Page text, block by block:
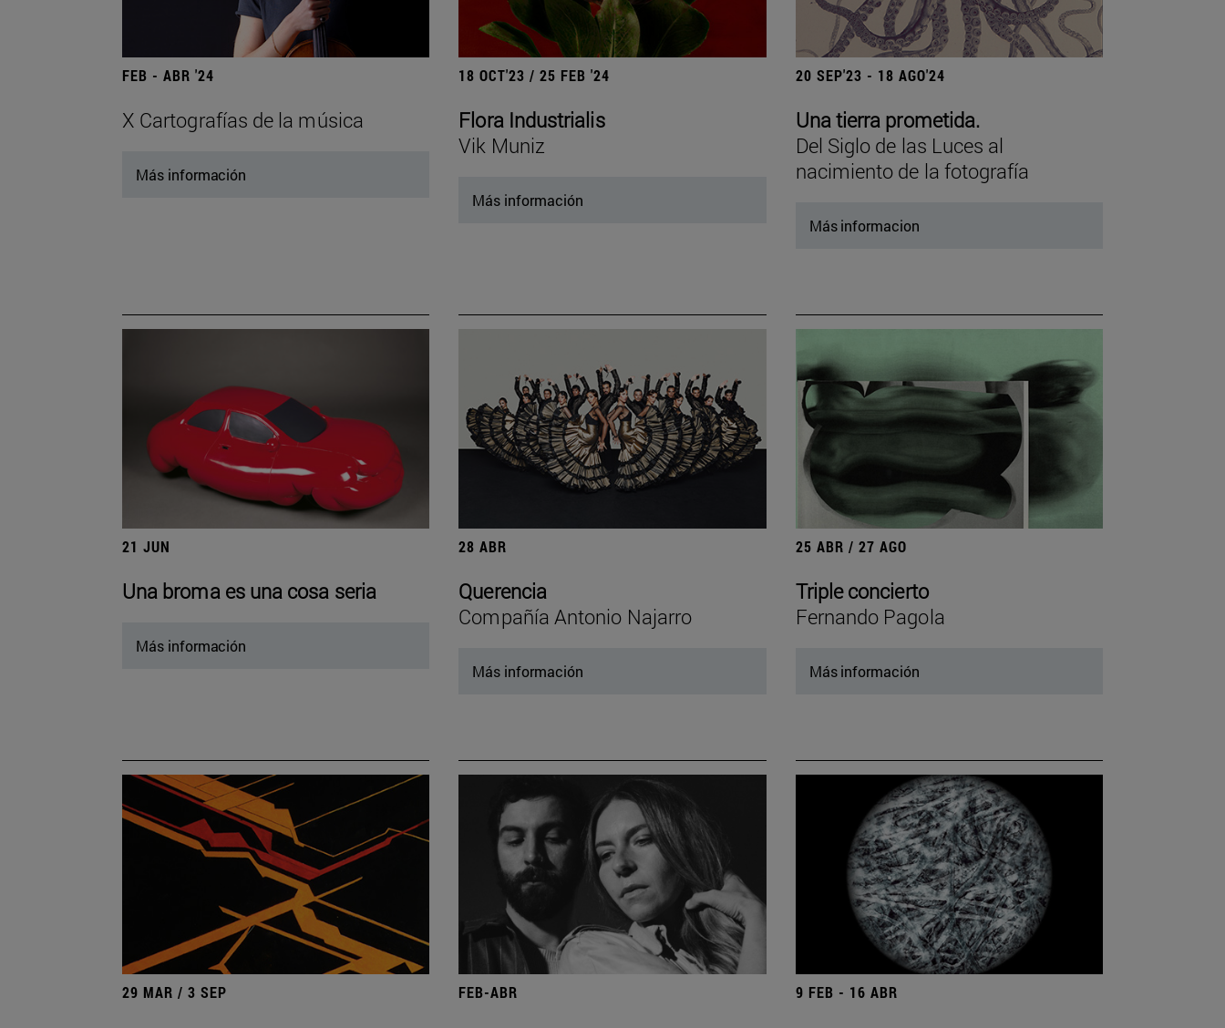
FEB - ABR '24
X Cartografías de la música
Más información
18 OCT'23 / 25 FEB '24
Flora Industrialis
Vik Muniz
Más información
20 SEP'23 - 18 AGO'24
Una tierra prometida.
Del Siglo de las Luces al
nacimiento de la fotografía
Más informacion
21 JUN
Una broma es una cosa seria
Más información
28 ABR
Querencia
Compañía Antonio Najarro
Más información
25 ABR / 27 AGO
Triple concierto
Fernando Pagola
Más información
29 MAR / 3 SEP FEB-ABR 9 FEB - 16 ABR